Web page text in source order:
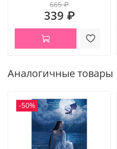
665 ₽
339 ₽
Аналогичные товары
-50%